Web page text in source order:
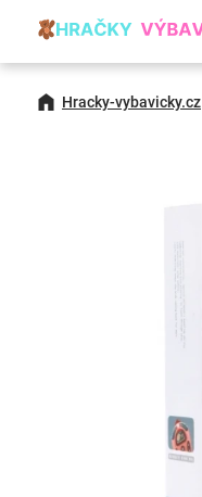
Hracky-vybavicky.cz